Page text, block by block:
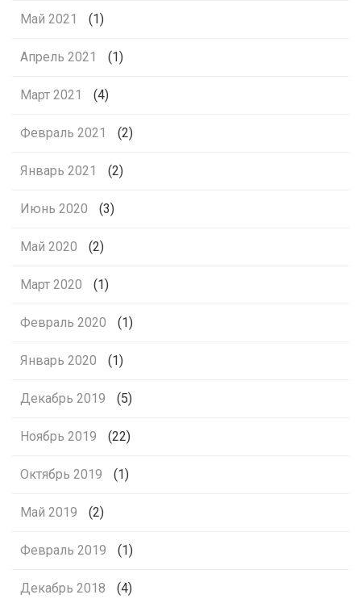
Май 2021 (1)
Апрель 2021 (1)
Март 2021 (4)
Февраль 2021 (2)
Январь 2021 (2)
Июнь 2020 (3)
Май 2020 (2)
Март 2020 (1)
Февраль 2020 (1)
Январь 2020 (1)
Декабрь 2019 (5)
Ноябрь 2019 (22)
Октябрь 2019 (1)
Май 2019 (2)
Февраль 2019 (1)
Декабрь 2018 (4)